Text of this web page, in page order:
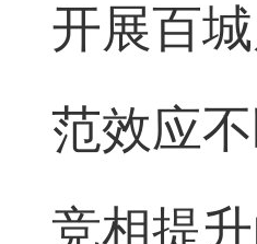
开展百
范效应
竞相提